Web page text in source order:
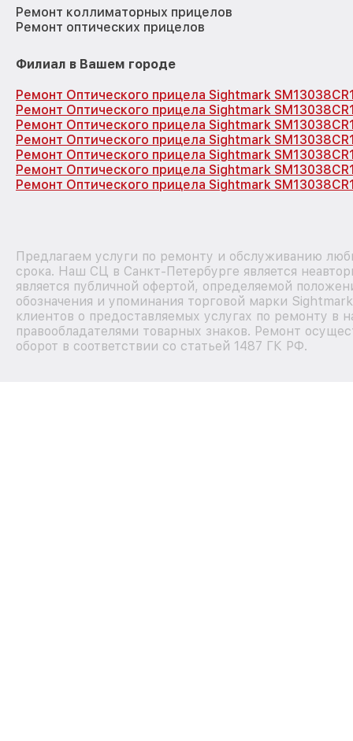
Ремонт коллиматорных прицелов
Ремонт оптических прицелов
Филиал в Вашем городе
Ремонт Оптического прицела Sightmark
Ремонт Оптического прицела Sightmark
Ремонт Оптического прицела Sightmark
Ремонт Оптического прицела Sightmark
Ремонт Оптического прицела Sightmark
Ремонт Оптического прицела Sightmark
Ремонт Оптического прицела Sightmark
Предлагаем услуги по ремонту и обслуживанию
срока. Наш СЦ в Санкт-Петербурге является
является публичной офертой, определяемой
обозначения и упоминания торговой марки
клиентов о предоставляемых услугах по ремонту в
правообладателями товарных знаков. Ремонт
оборот в соответствии со статьей 1487 ГК РФ.